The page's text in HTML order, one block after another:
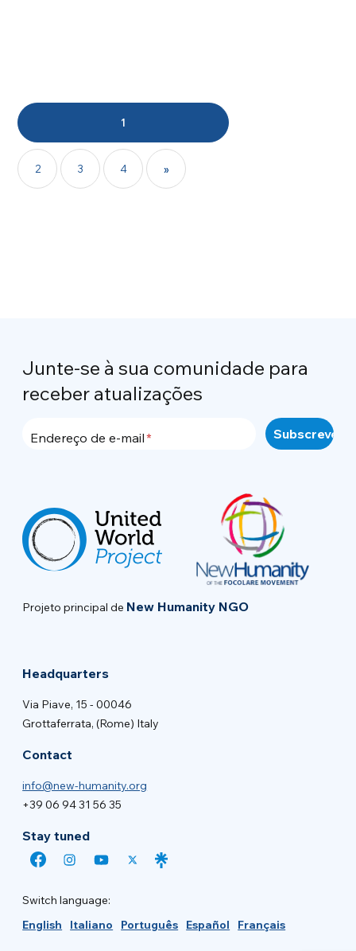
1
2 3 4 »
Junte-se à sua comunidade para
receber atualizações
Endereço de e-mail
Projeto principal de New Humanity NGO
Headquarters
Via Piave, 15 - 00046
Grottaferrata, (Rome) Italy
Contact
info@new-humanity.org
+39 06 94 31 56 35
Stay tuned
Switch language:
English
Italiano Português Español Français